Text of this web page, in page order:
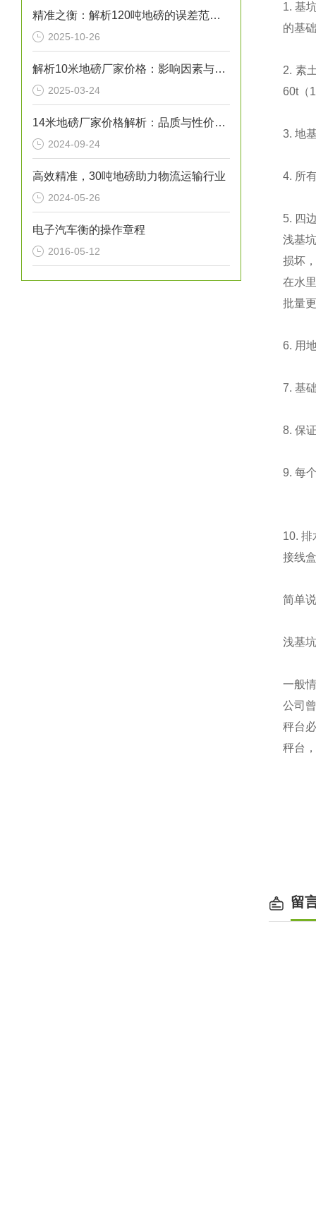
精准之衡：解析120吨地磅的误差范围与管理实践
2025-10-26
解析10米地磅厂家价格：影响因素与市场行情
2025-03-24
14米地磅厂家价格解析：品质与性价比的考量
2024-09-24
高效精准，30吨地磅助力物流运输行业
2024-05-26
电子汽车衡的操作章程
2016-05-12
1. 基
的基
2. 素
60t（
3. 地
4. 所
5. 四
浅基
损坏
在水
批量
6. 用
7. 基
8. 保
9. 每
10. 排
接线
简单
浅基
一般
公司
秤台
秤台
留